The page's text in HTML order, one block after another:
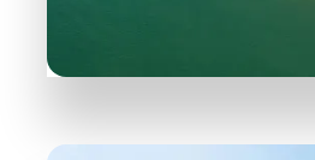
Święty Właz